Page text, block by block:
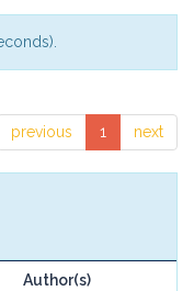
previous 1 next
Author(s)